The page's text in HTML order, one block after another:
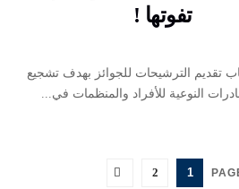
تفوتها !
تقديم الترشيحات للجوائز بهدف تشجيع
النوعية للأفراد والمنظمات في...
1
2